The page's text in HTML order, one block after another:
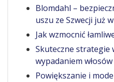
Blomdahl –
uszu ze Szwecji już
Jak wzmocnić
Skuteczne strategie
wypadaniem włosów
Powiększanie i